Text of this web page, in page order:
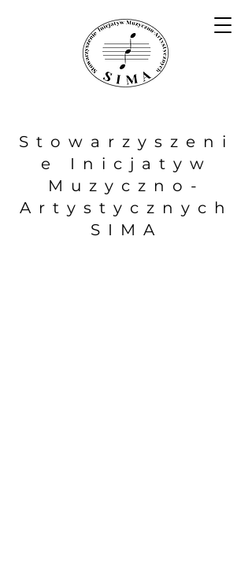
Stowarzyszeni
e Inicjatyw
Muzyczno-
Artystycznych
SIMA